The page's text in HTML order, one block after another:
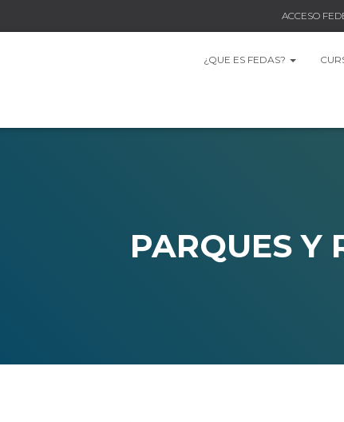
ACCESO
¿QUE ES FEDAS?
PARQUES Y